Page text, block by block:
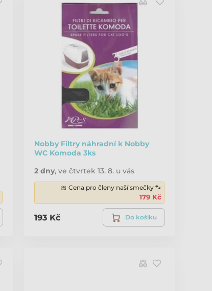
Nobby Filtry náhradní k Nobby
WC Komoda 3ks
2 dny,ve čtvrtek 13. 8. u vás
🎀 Cena pro členy naší smečky 🐾
179 Kč
193 Kč Do košíku